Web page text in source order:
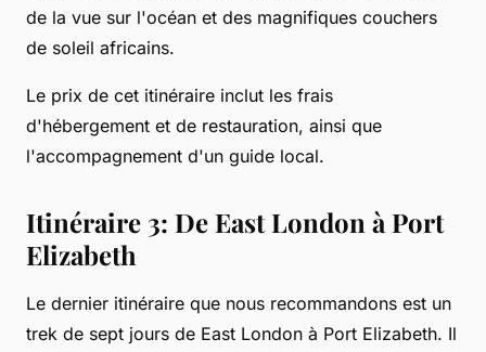
de la vue sur l'océan et des magnifiques couchers
de soleil africains.
Le prix de cet itinéraire inclut les frais
d'hébergement et de restauration, ainsi que
l'accompagnement d'un guide local.
Itinéraire 3: De East London à Port
Elizabeth
Le dernier itinéraire que nous recommandons est un
trek de sept jours de East London à Port Elizabeth. Il